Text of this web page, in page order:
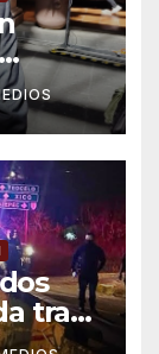
tras